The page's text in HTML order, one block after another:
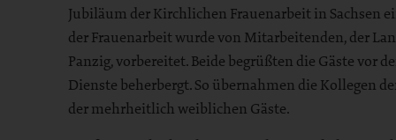
Jubiläum der Kirchlichen Frauenarbeit in Sachsen
der Frauenarbeit wurde von Mitarbeitenden, der
Panzig, vorbereitet. Beide begrüßten die Gäste vor
Dienste beherbergt. So übernahmen die Kollegen
der mehrheitlich weiblichen Gäste.